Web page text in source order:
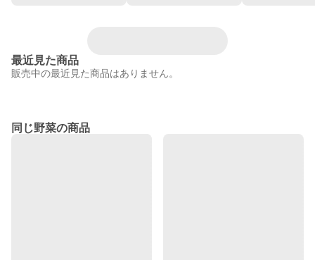
最近見た商品
販売中の最近見た商品はありません。
同じ野菜の商品